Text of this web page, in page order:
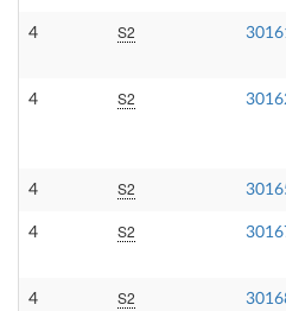
4 S2
4 S2
4 S2
4 S2
4 S2